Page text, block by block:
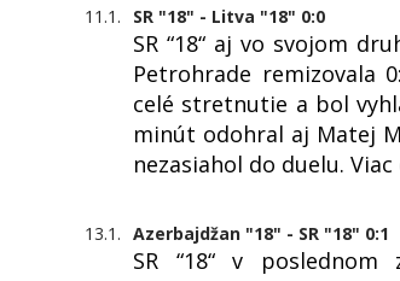
11.1. SR "18" - Litva "18" 0:0
SR “18“ aj vo svojom
Petrohrade remizovala
celé stretnutie a bol
minút odohral aj Matej
nezasiahol do duelu.
13.1. Azerbajdžan "18" - SR "18" 0:1
SR “18“ v